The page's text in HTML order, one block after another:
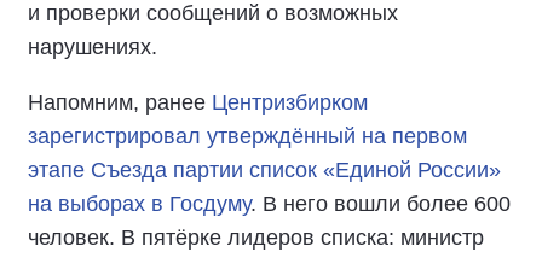
и проверки сообщений о возможных
нарушениях.
Напомним, ранее Центризбирком
зарегистрировал утверждённый на первом
этапе Съезда партии список «Единой России»
на выборах в Госдуму. В него вошли более 600
человек. В пятёрке лидеров списка: министр